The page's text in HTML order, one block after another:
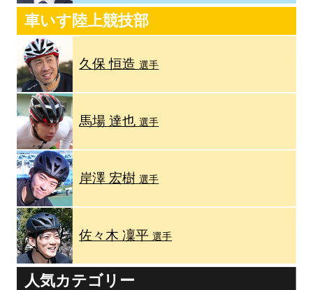
車いす陸上競技部
久保 恒造選手
馬場 達也選手
岸澤 宏樹選手
佐々木 凜平選手
人気カテゴリー